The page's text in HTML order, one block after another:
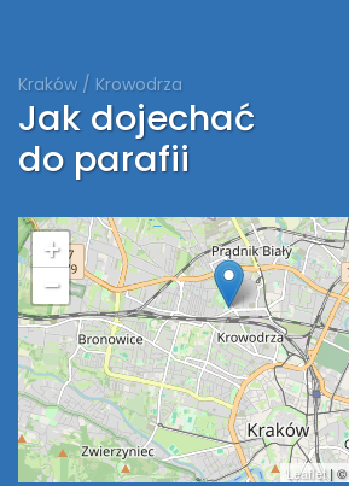
Kraków / Krowodrza
Jak dojechać
do parafii
+
−
Leaflet| ©